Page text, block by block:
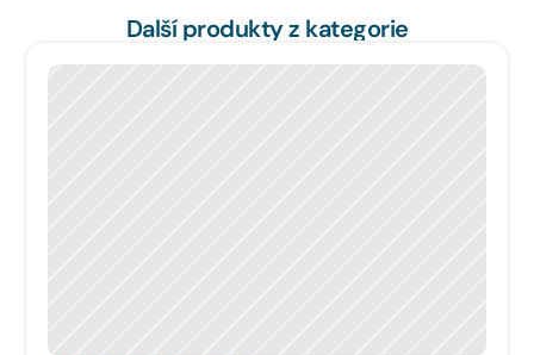
Další produkty z kategorie